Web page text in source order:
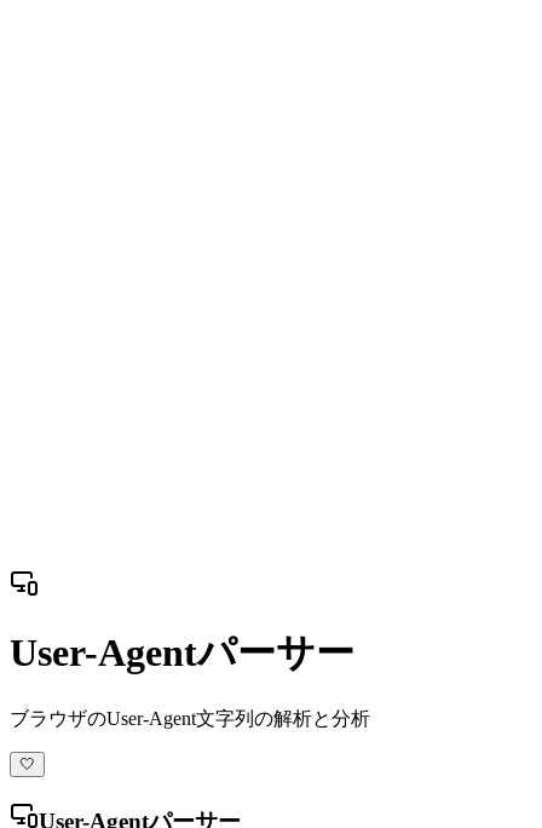
User-Agentパーサー
ブラウザのUser-Agent文字列の解析と分析
🤍
User-Agentパーサー